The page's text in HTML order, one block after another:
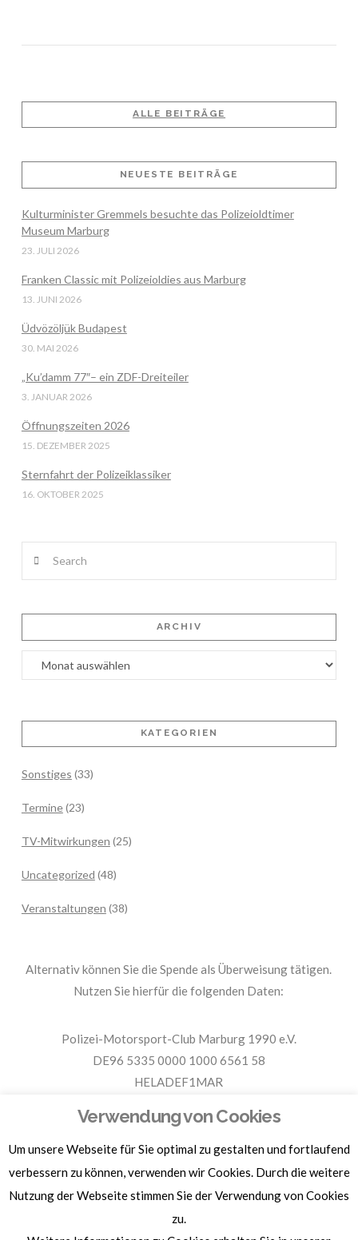
VIEW POST
ALLE BEITRÄGE
NEUESTE BEITRÄGE
Kulturminister Gremmels besuchte das Polizeioldtimer
Museum Marburg
23. JULI 2026
Franken Classic mit Polizeioldies aus Marburg
13. JUNI 2026
Üdvözöljük Budapest
30. MAI 2026
„Ku’damm 77″– ein ZDF-Dreiteiler
3. JANUAR 2026
Öffnungszeiten 2026
15. DEZEMBER 2025
Sternfahrt der Polizeiklassiker
16. OKTOBER 2025
ARCHIV
Archiv
KATEGORIEN
Sonstiges (33)
Termine(23)
TV-Mitwirkungen (25)
Uncategorized (48)
Veranstaltungen (38)
Alternativ können Sie die Spende als Überweisung tätigen.
Nutzen Sie hierfür die folgenden Daten:
Polizei-Motorsport-Club Marburg 1990 e.V.
DE96 5335 0000 1000 6561 58
HELADEF1MAR
Für Spendenbescheinigungen, Sachspenden und weitere
Informationen, hier klicken.
Verwendung von Cookies
Um unsere Webseite für Sie optimal zu gestalten und fortlaufend
verbessern zu können, verwenden wir Cookies. Durch die weitere
Nutzung der Webseite stimmen Sie der Verwendung von Cookies
zu.